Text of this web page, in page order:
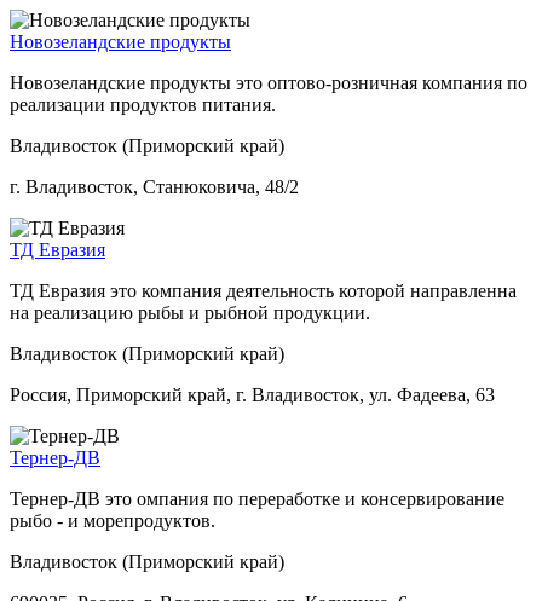
Новозеландские продукты
Новозеландские продукты это оптово-розничная компания по
реализации продуктов питания.
Владивосток (Приморский край)
г. Владивосток, Станюковича, 48/2
ТД Евразия
ТД Евразия это компания деятельность которой направленна
на реализацию рыбы и рыбной продукции.
Владивосток (Приморский край)
Россия, Приморский край, г. Владивосток, ул. Фадеева, 63
Тернер-ДВ
Тернер-ДВ это омпания по переработке и консервирование
рыбо - и морепродуктов.
Владивосток (Приморский край)